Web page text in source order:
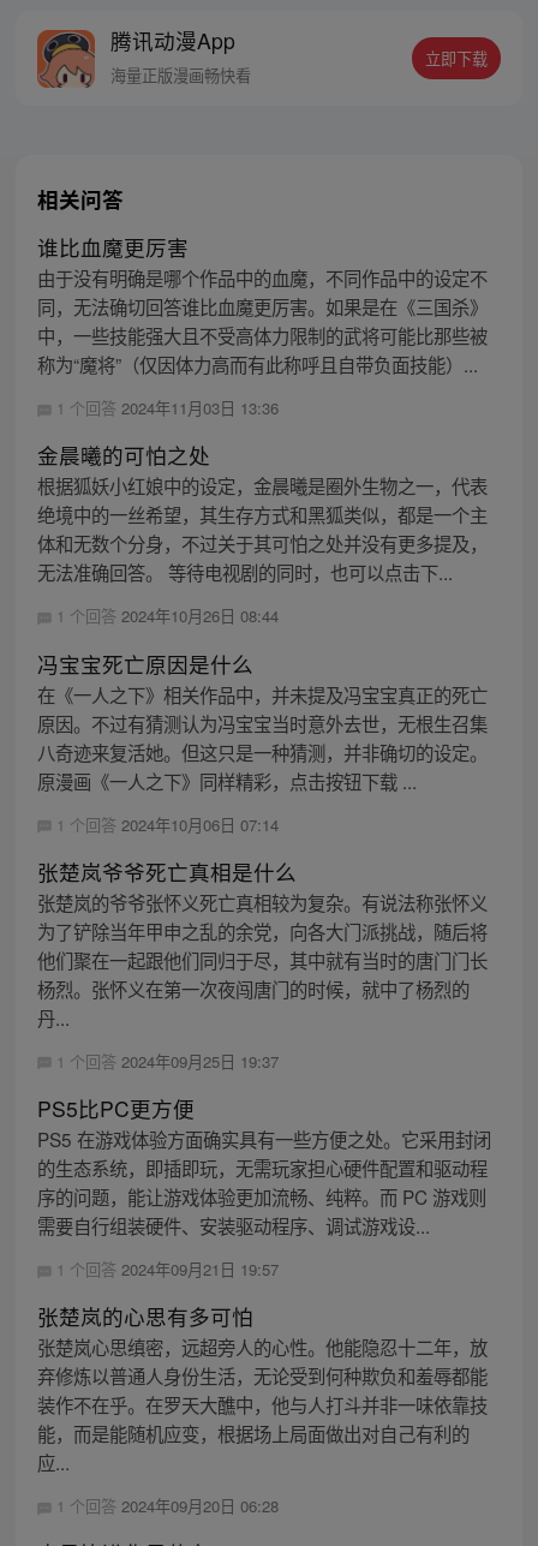
腾讯动漫App
海量正版漫画畅快看
立即下载
相关问答
谁比血魔更厉害
由于没有明确是哪个作品中的血魔，不同作品中的设定不
同，无法确切回答谁比血魔更厉害。如果是在《三国杀》
中，一些技能强大且不受高体力限制的武将可能比那些被
称为“魔将”（仅因体力高而有此称呼且自带负面技能）...
1 个回答 2024年11月03日 13:36
金晨曦的可怕之处
根据狐妖小红娘中的设定，金晨曦是圈外生物之一，代表
绝境中的一丝希望，其生存方式和黑狐类似，都是一个主
体和无数个分身，不过关于其可怕之处并没有更多提及，
无法准确回答。 等待电视剧的同时，也可以点击下...
1 个回答 2024年10月26日 08:44
冯宝宝死亡原因是什么
在《一人之下》相关作品中，并未提及冯宝宝真正的死亡
原因。不过有猜测认为冯宝宝当时意外去世，无根生召集
八奇迹来复活她。但这只是一种猜测，并非确切的设定。
原漫画《一人之下》同样精彩，点击按钮下载 ...
1 个回答 2024年10月06日 07:14
张楚岚爷爷死亡真相是什么
张楚岚的爷爷张怀义死亡真相较为复杂。有说法称张怀义
为了铲除当年甲申之乱的余党，向各大门派挑战，随后将
他们聚在一起跟他们同归于尽，其中就有当时的唐门门长
杨烈。张怀义在第一次夜闯唐门的时候，就中了杨烈的
丹...
1 个回答 2024年09月25日 19:37
PS5比PC更方便
PS5 在游戏体验方面确实具有一些方便之处。它采用封闭
的生态系统，即插即玩，无需玩家担心硬件配置和驱动程
序的问题，能让游戏体验更加流畅、纯粹。而 PC 游戏则
需要自行组装硬件、安装驱动程序、调试游戏设...
1 个回答 2024年09月21日 19:57
张楚岚的心思有多可怕
张楚岚心思缜密，远超旁人的心性。他能隐忍十二年，放
弃修炼以普通人身份生活，无论受到何种欺负和羞辱都能
装作不在乎。在罗天大醮中，他与人打斗并非一味依靠技
能，而是能随机应变，根据场上局面做出对自己有利的
应...
1 个回答 2024年09月20日 06:28